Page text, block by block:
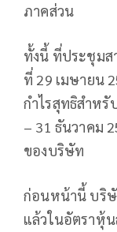
ภาคส่วน
ทั้งนี้ ที่ประชุม
ที่ 29 เมษายน
กำไรสุทธิสำหรั
– 31 ธันวาคม
ของบริษัท
ก่อนหน้านี้ บริษั
แล้วในอัตราหุ้